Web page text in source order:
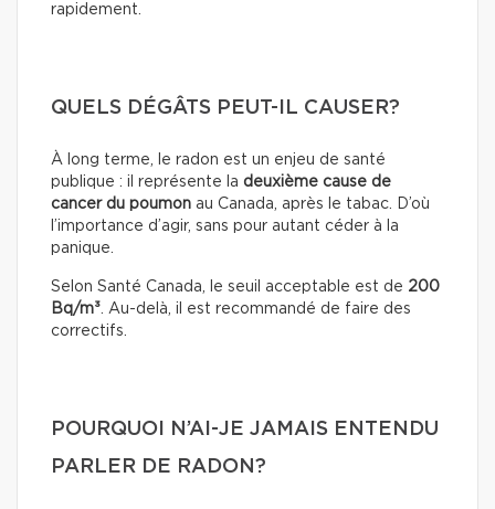
rapidement.
QUELS DÉGÂTS PEUT-IL CAUSER?
À long terme, le radon est un enjeu de santé
publique : il représente la deuxième cause de
cancer du poumon au Canada, après le tabac. D’où
l’importance d’agir, sans pour autant céder à la
panique.
Selon Santé Canada, le seuil acceptable est de 200
Bq/m³ . Au-delà, il est recommandé de faire des
correctifs.
POURQUOI N’AI-JE JAMAIS ENTENDU
PARLER DE RADON?